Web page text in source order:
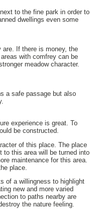
to the fine park in order to
dwellings even some
are. If there is money, the
with comfrey can be
meadow character.
a safe passage but also
experience is great. To
be constructed.
of this place. The place
to this area will be turned into
maintenance for this area.
place.
of a willingness to highlight
new and more varied
to paths nearby are
the nature feeling.